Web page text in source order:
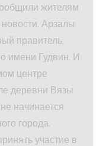
жителям
Арзалы
правитель,
имени Гудвин. И
центре
деревни Вязы
начинается
города.
участие в